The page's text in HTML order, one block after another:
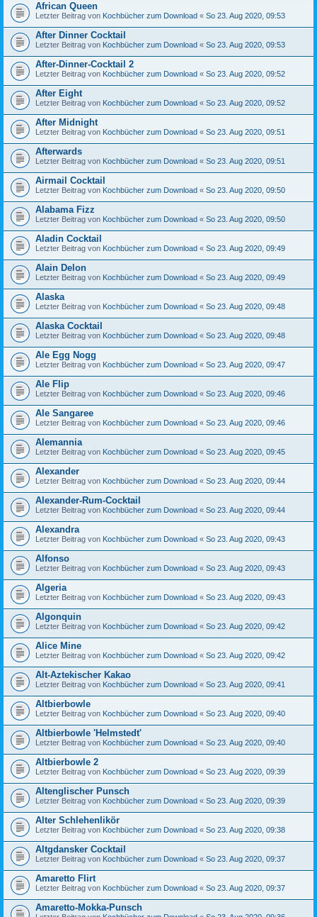
African Queen
Letzter Beitrag von Kochbücher zum Download « So 23. Aug 2020, 09:53
After Dinner Cocktail
Letzter Beitrag von Kochbücher zum Download « So 23. Aug 2020, 09:53
After-Dinner-Cocktail 2
Letzter Beitrag von Kochbücher zum Download « So 23. Aug 2020, 09:52
After Eight
Letzter Beitrag von Kochbücher zum Download « So 23. Aug 2020, 09:52
After Midnight
Letzter Beitrag von Kochbücher zum Download « So 23. Aug 2020, 09:51
Afterwards
Letzter Beitrag von Kochbücher zum Download « So 23. Aug 2020, 09:51
Airmail Cocktail
Letzter Beitrag von Kochbücher zum Download « So 23. Aug 2020, 09:50
Alabama Fizz
Letzter Beitrag von Kochbücher zum Download « So 23. Aug 2020, 09:50
Aladin Cocktail
Letzter Beitrag von Kochbücher zum Download « So 23. Aug 2020, 09:49
Alain Delon
Letzter Beitrag von Kochbücher zum Download « So 23. Aug 2020, 09:49
Alaska
Letzter Beitrag von Kochbücher zum Download « So 23. Aug 2020, 09:48
Alaska Cocktail
Letzter Beitrag von Kochbücher zum Download « So 23. Aug 2020, 09:48
Ale Egg Nogg
Letzter Beitrag von Kochbücher zum Download « So 23. Aug 2020, 09:47
Ale Flip
Letzter Beitrag von Kochbücher zum Download « So 23. Aug 2020, 09:46
Ale Sangaree
Letzter Beitrag von Kochbücher zum Download « So 23. Aug 2020, 09:46
Alemannia
Letzter Beitrag von Kochbücher zum Download « So 23. Aug 2020, 09:45
Alexander
Letzter Beitrag von Kochbücher zum Download « So 23. Aug 2020, 09:44
Alexander-Rum-Cocktail
Letzter Beitrag von Kochbücher zum Download « So 23. Aug 2020, 09:44
Alexandra
Letzter Beitrag von Kochbücher zum Download « So 23. Aug 2020, 09:43
Alfonso
Letzter Beitrag von Kochbücher zum Download « So 23. Aug 2020, 09:43
Algeria
Letzter Beitrag von Kochbücher zum Download « So 23. Aug 2020, 09:43
Algonquin
Letzter Beitrag von Kochbücher zum Download « So 23. Aug 2020, 09:42
Alice Mine
Letzter Beitrag von Kochbücher zum Download « So 23. Aug 2020, 09:42
Alt-Aztekischer Kakao
Letzter Beitrag von Kochbücher zum Download « So 23. Aug 2020, 09:41
Altbierbowle
Letzter Beitrag von Kochbücher zum Download « So 23. Aug 2020, 09:40
Altbierbowle 'Helmstedt'
Letzter Beitrag von Kochbücher zum Download « So 23. Aug 2020, 09:40
Altbierbowle 2
Letzter Beitrag von Kochbücher zum Download « So 23. Aug 2020, 09:39
Altenglischer Punsch
Letzter Beitrag von Kochbücher zum Download « So 23. Aug 2020, 09:39
Alter Schlehenlikör
Letzter Beitrag von Kochbücher zum Download « So 23. Aug 2020, 09:38
Altgdansker Cocktail
Letzter Beitrag von Kochbücher zum Download « So 23. Aug 2020, 09:37
Amaretto Flirt
Letzter Beitrag von Kochbücher zum Download « So 23. Aug 2020, 09:37
Amaretto-Mokka-Punsch